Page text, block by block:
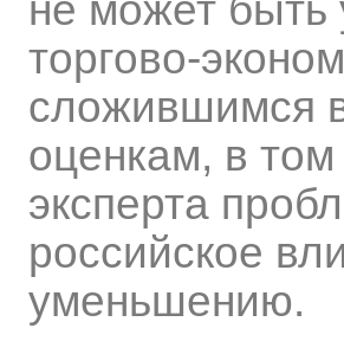
не может быть
торгово-
сложившимся
оценкам, в
эксперта
российское
уменьшению.